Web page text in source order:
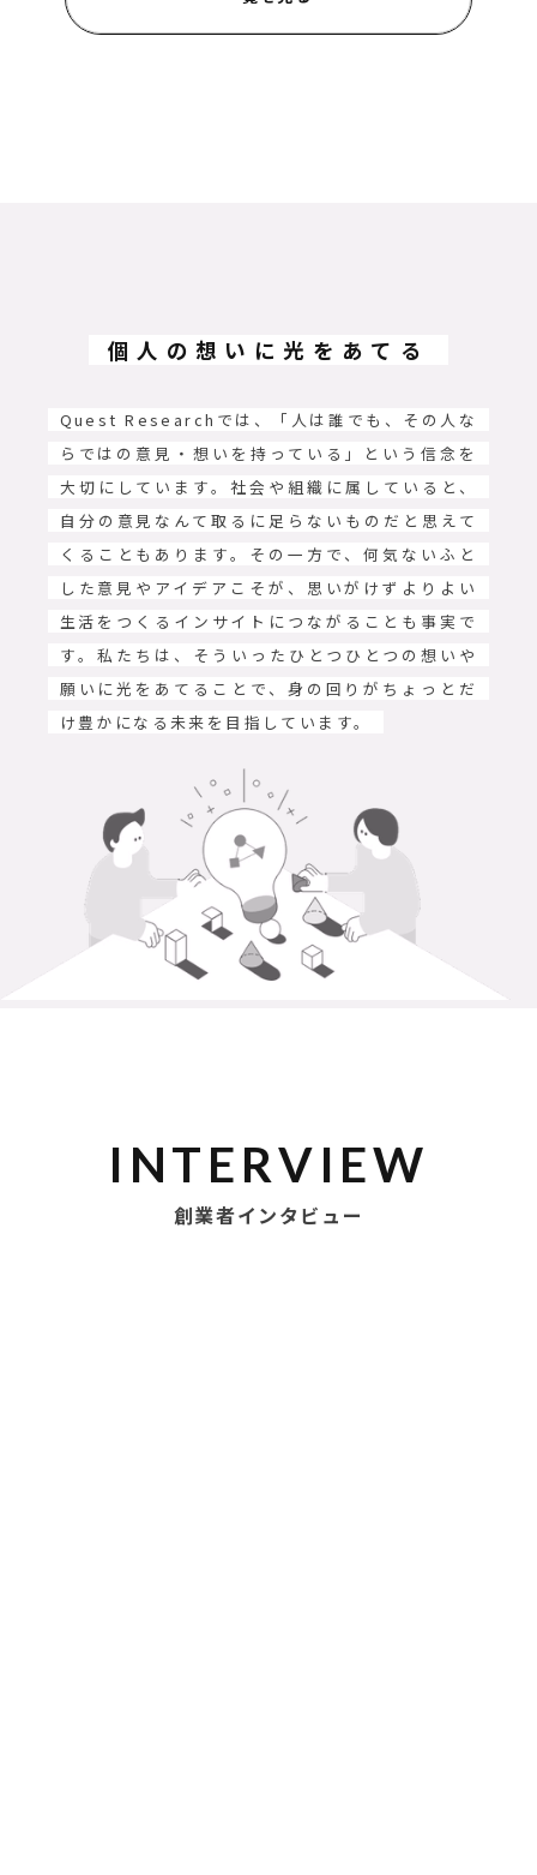
個人の想いに光をあてる
Quest Researchでは、「人は誰でも、その人な
らではの意見・想いを持っている」という信念を
大切にしています。社会や組織に属していると、
自分の意見なんて取るに足らないものだと思えて
くることもあります。その一方で、何気ないふと
した意見やアイデアこそが、思いがけずよりよい
生活をつくるインサイトにつながることも事実で
す。私たちは、そういったひとつひとつの想いや
願いに光をあてることで、身の回りがちょっとだ
け豊かになる未来を目指しています。​
INTERVIEW
創業者インタビュー